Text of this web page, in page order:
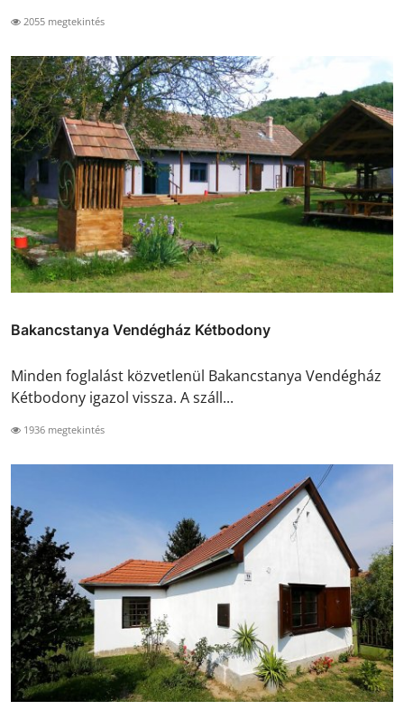
2055 megtekintés
Bakancstanya Vendégház Kétbodony
Minden foglalást közvetlenül Bakancstanya Vendégház
Kétbodony igazol vissza. A száll...
1936 megtekintés